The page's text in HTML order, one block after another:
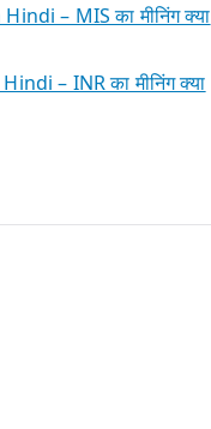
– MIS का मीनिंग क्या
– INR का मीनिंग क्या